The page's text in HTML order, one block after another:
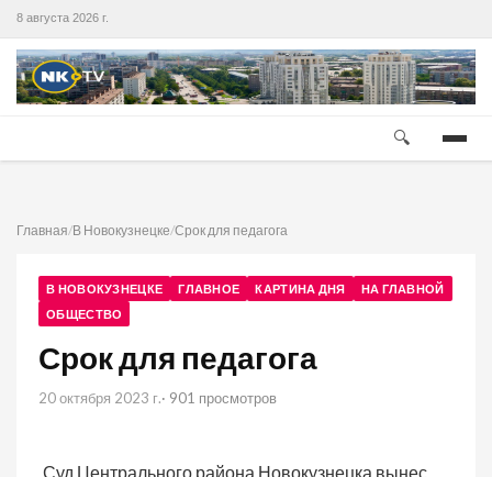
8 августа 2026 г.
🔍
Главная/В Новокузнецке/Срок для педагога
В НОВОКУЗНЕЦКЕ ГЛАВНОЕ КАРТИНА ДНЯ
НА ГЛАВНОЙ
ОБЩЕСТВО
Срок для педагога
20 октября 2023 г.· 901 просмотров
Суд Центрального района Новокузнецка вынес